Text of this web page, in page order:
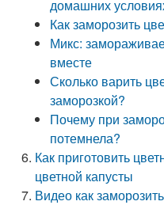
домашних
Как заморозить
Микс:
вместе
Сколько варить
заморозкой?
Почему при
потемнела?
Как приготовить
цветной капусты
Видео как